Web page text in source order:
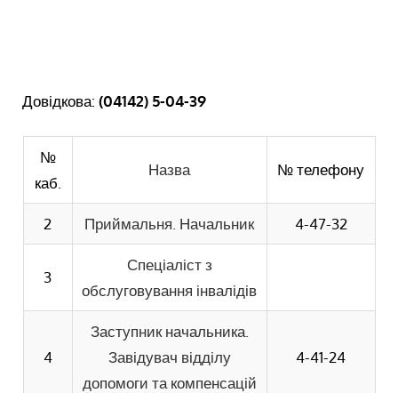
Довідкова:(04142) 5-04-39
№
каб.
Назва № телефону
2 Приймальня. Начальник 4-47-32
3
Спеціаліст з
обслуговування інвалідів
4
Заступник начальника.
Завідувач відділу
допомоги та компенсацій
4-41-24